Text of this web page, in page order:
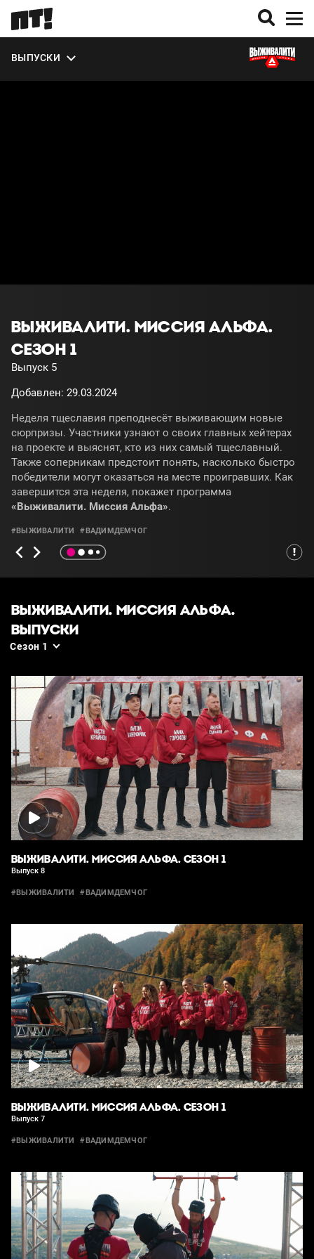
ВЫПУСКИ
УЧАСТНИКИ
О СЕЗОНЕ
ВЫЖИВАЛИТИ. МИССИЯ АЛЬФА.
СЕЗОН 1
Выпуск 5
Добавлен: 29.03.2024
Неделя тщеславия преподнесёт выживающим новые
сюрпризы. Участники узнают о своих главных хейтерах
на проекте и выяснят, кто из них самый тщеславный.
Также соперникам предстоит понять, насколько быстро
победители могут оказаться на месте проигравших. Как
завершится эта неделя, покажет программа
«Выживалити. Миссия Альфа».
#ВЫЖИВАЛИТИ #ВАДИМДЕМЧОГ
ВЫЖИВАЛИТИ. МИССИЯ АЛЬФА.
ВЫПУСКИ
Сезон 1
ВЫЖИВАЛИТИ. МИССИЯ АЛЬФА. СЕЗОН 1
Выпуск 8
#ВЫЖИВАЛИТИ #ВАДИМДЕМЧОГ
ВЫЖИВАЛИТИ. МИССИЯ АЛЬФА. СЕЗОН 1
Выпуск 7
#ВЫЖИВАЛИТИ #ВАДИМДЕМЧОГ